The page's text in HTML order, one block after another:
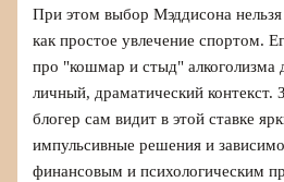
При этом выбор Мэддисона
как простое увлечение спортом.
про "кошмар и стыд" алкоголизма
личный, драматический контекст.
блогер сам видит в этой ставке
импульсивные решения и
финансовым и психологическим